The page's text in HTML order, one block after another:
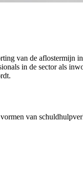
van de aflostermijn
in de sector als
van